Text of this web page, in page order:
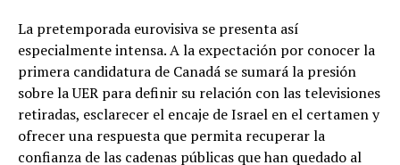
La pretemporada eurovisiva se presenta así
especialmente intensa. A la expectación por conocer la
primera candidatura de Canadá se sumará la presión
sobre la UER para definir su relación con las televisiones
retiradas, esclarecer el encaje de Israel en el certamen y
ofrecer una respuesta que permita recuperar la
confianza de las cadenas públicas que han quedado al